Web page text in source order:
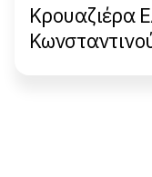
Κρουαζιέρα